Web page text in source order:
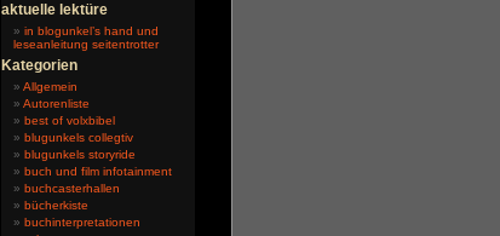
aktuelle lektüre
in blogunkel’s hand und
leseanleitung seitentrotter
Kategorien
Allgemein
Autorenliste
best of volxbibel
blugunkels collegtiv
blugunkels storyride
buch und film infotainment
buchcasterhallen
bücherkiste
buchinterpretationen